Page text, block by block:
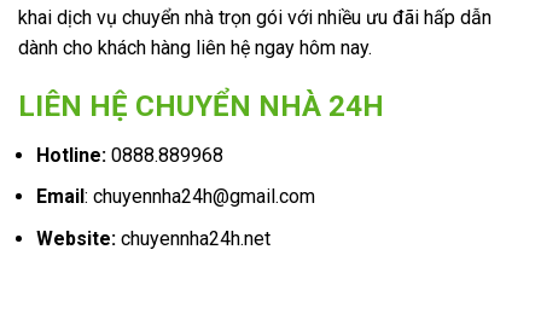
khai dịch vụ chuyển nhà trọn gói với nhiều ưu đãi hấp dẫn
dành cho khách hàng liên hệ ngay hôm nay.
LIÊN HỆ CHUYỂN NHÀ 24H
Hotline: 0888.889968
Email : chuyennha24h@gmail.com
Website: chuyennha24h.net